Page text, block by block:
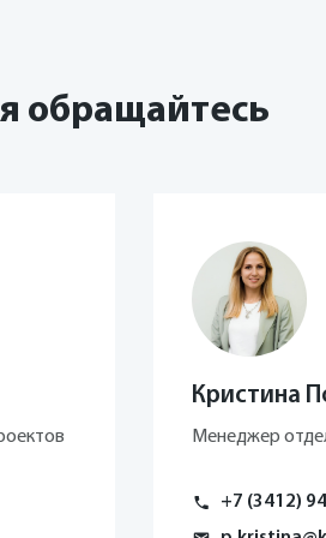
территорией
Znak (Знак) на ул.
равно, как будет
по активностям, зеленым
и проектировать
обращайтесь
Кристина
Менеджер
+7 (3412)